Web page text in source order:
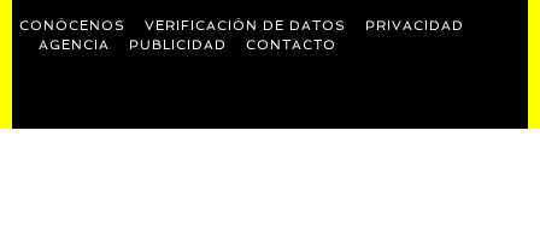
CONÓCENOS VERIFICACIÓN DE DATOS
PRIVACIDAD
AGENCIA
PUBLICIDAD CONTACTO